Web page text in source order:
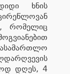
ხნის
რომელიც
დღეს, 4